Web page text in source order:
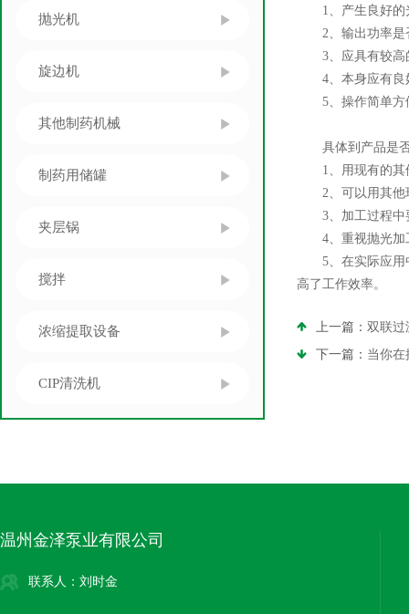
抛光机
旋边机
其他制药机械
制药用储罐
夹层锅
搅拌
浓缩提取设备
CIP清洗机
1、产生良好的
2、输出功率是否
3、应具有较高
4、本身应有良
5、操作简单方便
具体到产品是否
1、用现有的其
2、可以用其他现
3、加工过程中
4、重视抛光加
5、在实际应用中
高了工作效率。
上一篇： 双联过
下一篇： 当你在
温州金泽泵业有限公司
联系人：刘时金